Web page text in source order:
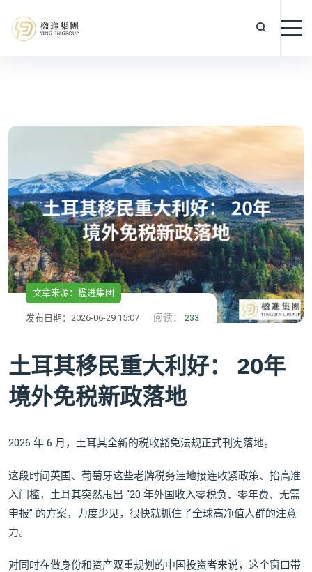
文章来源：楹进集团
发布日期：2026-06-29 15:07 阅读： 233
土耳其移民重大利好： 20年
境外免税新政落地
2026 年 6 月，土耳其全新的税收豁免法规正式刊宪落地。
这段时间英国、葡萄牙这些老牌税务洼地接连收紧政策、抬高准
入门槛，土耳其突然甩出 “20 年外国收入零税负、零年费、无需
申报” 的方案，力度少见，很快就抓住了全球高净值人群的注意
力。
对同时在做身份和资产双重规划的中国投资者来说，这个窗口带